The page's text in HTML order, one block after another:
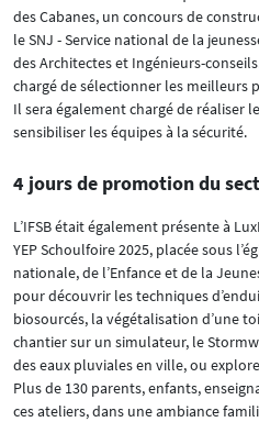
des Cabanes, un concours de
le SNJ - Service national de la
des Architectes et Ingénieurs-
chargé de sélectionner les meilleurs
Il sera également chargé de réaliser
sensibiliser les équipes à la sécurité.
4 jours de promotion du
L’IFSB était également présente à
YEP Schoulfoire 2025, placée sous
nationale, de l’Enfance et de la
pour découvrir les techniques
biosourcés, la végétalisation d’une
chantier sur un simulateur, le
des eaux pluviales en ville, ou
Plus de 130 parents, enfants,
ces ateliers, dans une ambiance